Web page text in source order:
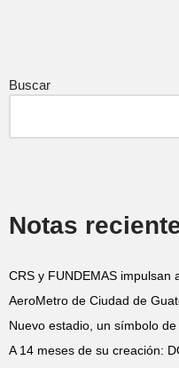
Buscar
Notas
CRS y FUNDEMAS
AeroMetro de Ciudad de
Nuevo estadio, un símbolo
A 14 meses de su creación: